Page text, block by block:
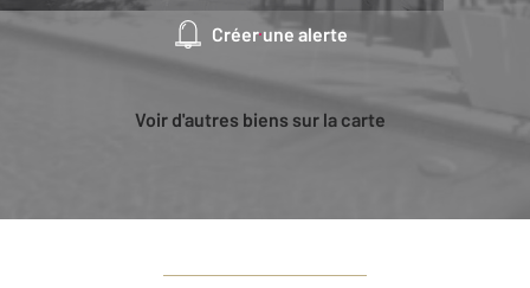
Créer une alerte
Voir d'autres biens sur la carte